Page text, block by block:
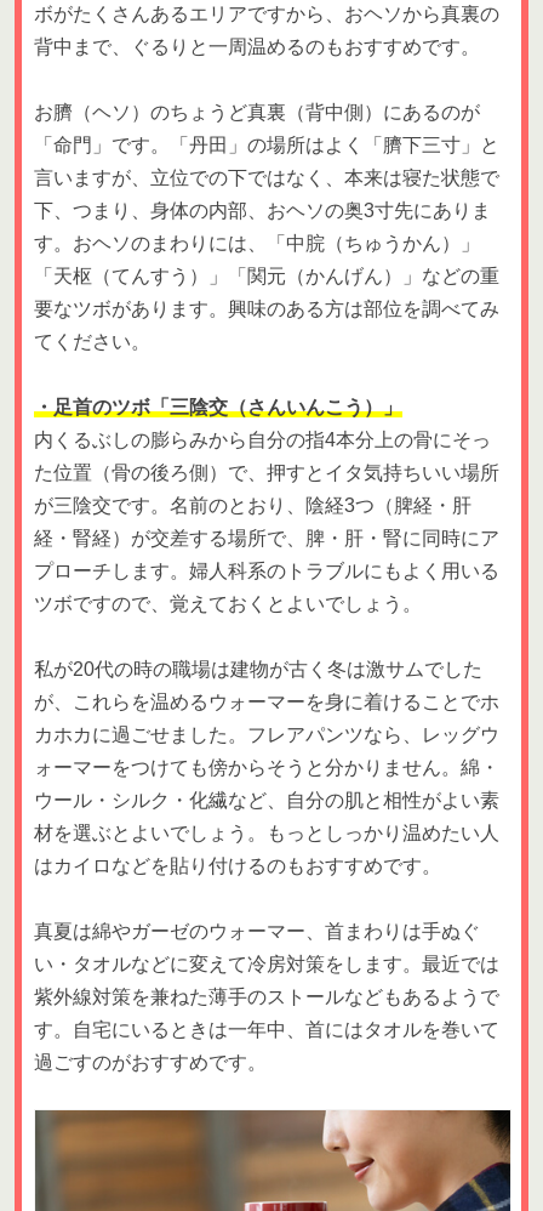
ボがたくさんあるエリアですから、おヘソから真裏の
背中まで、ぐるりと一周温めるのもおすすめです。
お臍（ヘソ）のちょうど真裏（背中側）にあるのが
「命門」です。「丹田」の場所はよく「臍下三寸」と
言いますが、立位での下ではなく、本来は寝た状態で
下、つまり、身体の内部、おヘソの奥3寸先にありま
す。おヘソのまわりには、「中脘（ちゅうかん）」
「天枢（てんすう）」「関元（かんげん）」などの重
要なツボがあります。興味のある方は部位を調べてみ
てください。
・足首のツボ「三陰交（さんいんこう）」
内くるぶしの膨らみから自分の指4本分上の骨にそっ
た位置（骨の後ろ側）で、押すとイタ気持ちいい場所
が三陰交です。名前のとおり、陰経3つ（脾経・肝
経・腎経）が交差する場所で、脾・肝・腎に同時にア
プローチします。婦人科系のトラブルにもよく用いる
ツボですので、覚えておくとよいでしょう。
私が20代の時の職場は建物が古く冬は激サムでした
が、これらを温めるウォーマーを身に着けることでホ
カホカに過ごせました。フレアパンツなら、レッグウ
ォーマーをつけても傍からそうと分かりません。綿・
ウール・シルク・化繊など、自分の肌と相性がよい素
材を選ぶとよいでしょう。もっとしっかり温めたい人
はカイロなどを貼り付けるのもおすすめです。
真夏は綿やガーゼのウォーマー、首まわりは手ぬぐ
い・タオルなどに変えて冷房対策をします。最近では
紫外線対策を兼ねた薄手のストールなどもあるようで
す。自宅にいるときは一年中、首にはタオルを巻いて
過ごすのがおすすめです。